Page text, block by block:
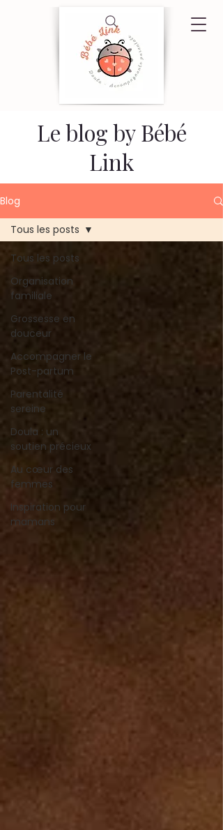
Le blog by Bébé
Link
Blog
Tous les posts
Organisation
familiale
Grossesse en
douceur
Accompagner le
Post-partum
Parentalité
sereine
Doula : un
soutien précieux
Au cœur des
femmes
Inspiration pour
mamans
Tous les posts